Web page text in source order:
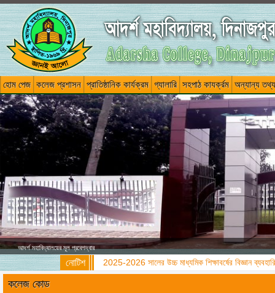
হোম পেজ কলেজ প্রশাসন প্রাতিষ্ঠানিক কার্যক্রম গ্যালারি সহপাঠ কাযর্ক্রম অন্যান্য তথ্য
আদর্শ মহাবিদ্যালয়ের মূল প্রবেশদ্বার
নোটিশ 2025-2026 সালের উচ্চ মাধ্যমিক শিক্ষাবর্ষের বিজ্ঞান
কলেজ কোড